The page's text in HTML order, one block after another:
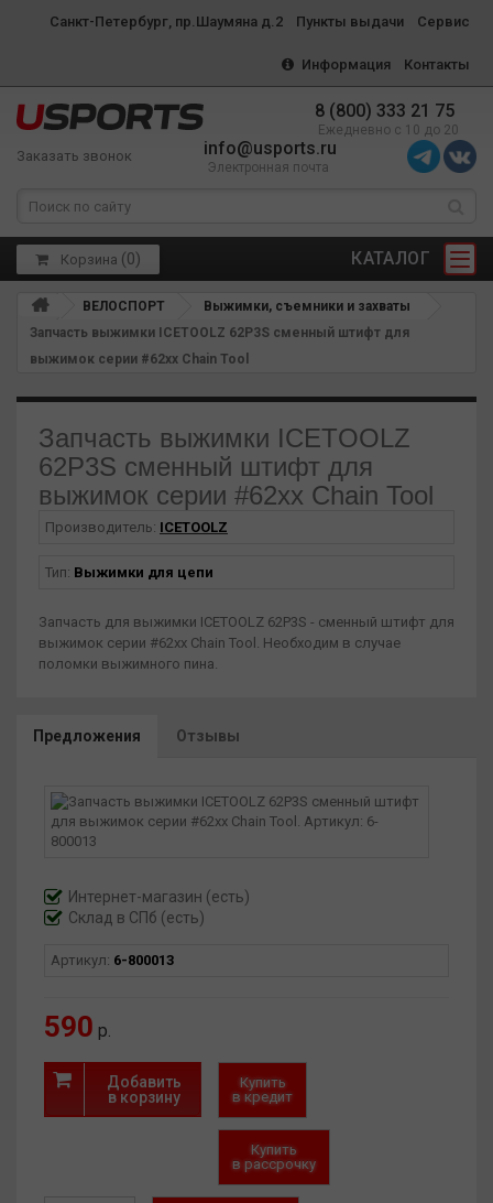
Санкт-Петербург, пр.Шаумяна д.2 Пункты выдачи Сервис
Информация Контакты
8 (800) 333 21 75
Ежедневно с 10 до 20
Заказать звонок info@usports.ru
Электронная почта
КАТАЛОГ
Корзина (0)
ВЕЛОСПОРТ
Выжимки, съемники и захваты
Запчасть выжимки ICETOOLZ 62P3S сменный штифт для
выжимок серии #62xx Chain Tool
Запчасть выжимки ICETOOLZ
62P3S сменный штифт для
выжимок серии #62xx Chain Tool
Производитель: ICETOOLZ
Тип: Выжимки для цепи
Запчасть для выжимки ICETOOLZ 62P3S - сменный штифт для
выжимок серии #62xx Chain Tool. Необходим в случае
поломки выжимного пина.
Предложения Отзывы
Интернет-магазин (есть)
Склад в СПб (есть)
Артикул: 6-800013
590 р.
Добавить
в корзину
Купить
в кредит
Купить
в рассрочку